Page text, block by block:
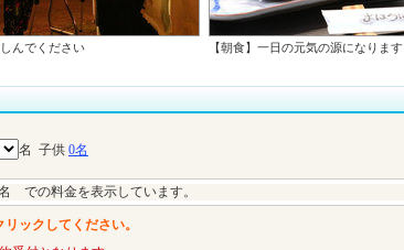
んでください 【朝食】一日の元気の源になります
名 子供 0名
での料金を表示しています。
ックしてください。